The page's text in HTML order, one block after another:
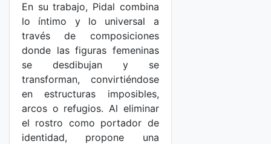
En su trabajo, Pidal combina
lo íntimo y lo universal a
través de composiciones
donde las figuras femeninas
se desdibujan y se
transforman, convirtiéndose
en estructuras imposibles,
arcos o refugios. Al eliminar
el rostro como portador de
identidad, propone una